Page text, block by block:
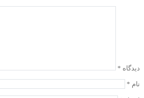
دیدگاه *
نام *